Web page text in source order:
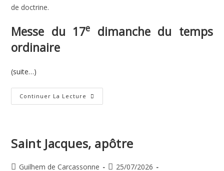
de doctrine.
Messe du 17e
dimanche du temps
ordinaire
(suite…)
Continuer La Lecture 17e
Dimanche
Saint Jacques, apôtre
Auteur/autrice
Guilhem de Carcassonne
Publication
25/07/2026